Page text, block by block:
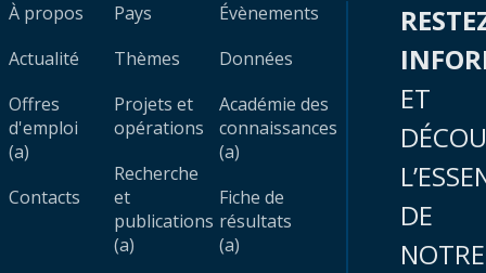
À propos
Actualité
Offres
d'emploi
(a)
Contacts
Pays
Thèmes
Projets et
opérations
Recherche
et
publications
(a)
Évènements
Données
Académie des
connaissances
(a)
Fiche de
résultats
(a)
ET
DE
NOTRE